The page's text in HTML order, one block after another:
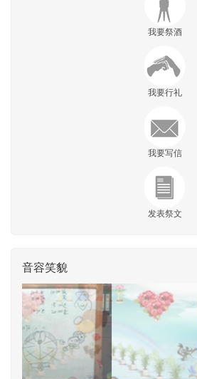
我要祭酒
我要行礼
我要写信
发表祭文
音容笑貌